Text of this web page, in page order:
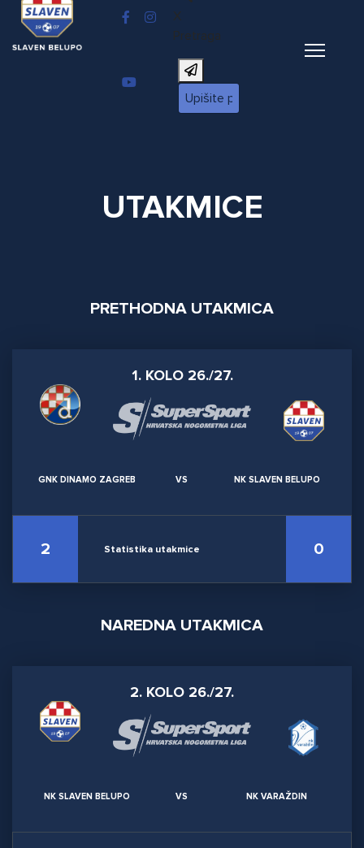
X
Pretraga
UTAKMICE
PRETHODNA UTAKMICA
1. KOLO 26./27.
GNK DINAMO ZAGREB VS NK SLAVEN BELUPO
2 Statistika utakmice 0
NAREDNA UTAKMICA
2. KOLO 26./27.
NK SLAVEN BELUPO VS NK VARAŽDIN